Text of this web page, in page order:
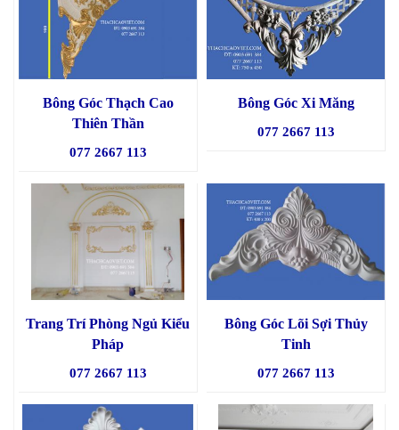
Bông Góc Thạch Cao
Thiên Thần
077 2667 113
Bông Góc Xi Măng
077 2667 113
Trang Trí Phòng Ngủ Kiểu
Pháp
077 2667 113
Bông Góc Lõi Sợi Thủy
Tinh
077 2667 113